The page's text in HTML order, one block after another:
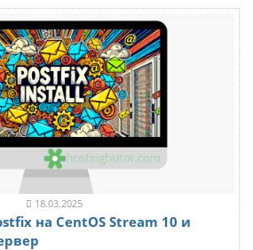
18.03.2025
на CentOS Stream 10 и